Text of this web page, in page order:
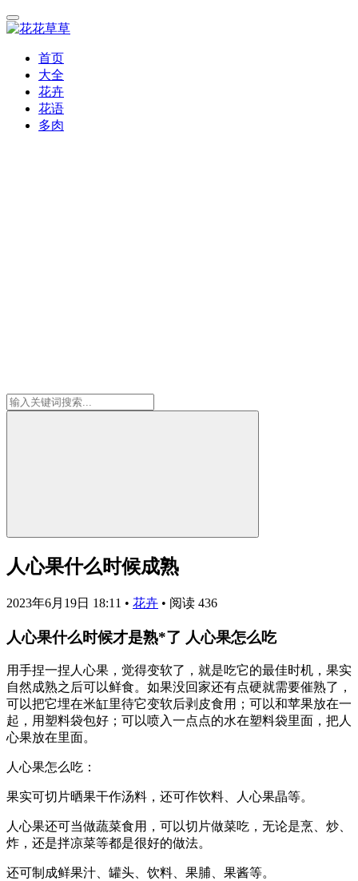
首页
大全
花卉
花语
多肉
人心果什么时候成熟
2023年6月19日 18:11 • 花卉 • 阅读 436
人心果什么时候才是熟*了 人心果怎么吃
用手捏一捏人心果，觉得变软了，就是吃它的最佳时机，果实
自然成熟之后可以鲜食。如果没回家还有点硬就需要催熟了，
可以把它埋在米缸里待它变软后剥皮食用；可以和苹果放在一
起，用塑料袋包好；可以喷入一点点的水在塑料袋里面，把人
心果放在里面。
人心果怎么吃：
果实可切片晒果干作汤料，还可作饮料、人心果晶等。
人心果还可当做蔬菜食用，可以切片做菜吃，无论是烹、炒、
炸，还是拌凉菜等都是很好的做法。
还可制成鲜果汁、罐头、饮料、果脯、果酱等。